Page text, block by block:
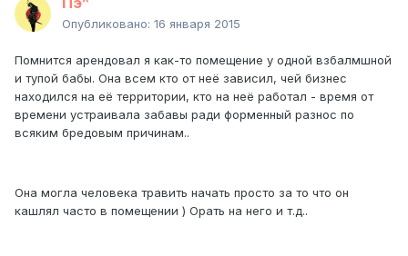
Опубликовано: 16 января 2015
Помнится арендовал я как-то помещение у одной взбалмшной
и тупой бабы. Она всем кто от неё зависил, чей бизнес
находился на её территории, кто на неё работал - время от
времени устраивала забавы ради форменный разнос по
всяким бредовым причинам..
Она могла человека травить начать просто за то что он
кашлял часто в помещении ) Орать на него и т.д..